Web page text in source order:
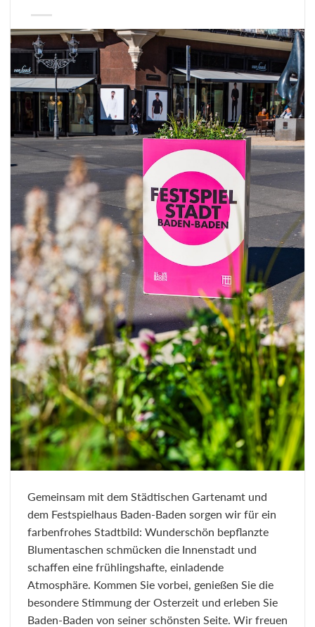
Gemeinsam mit dem Städtischen Gartenamt und
dem Festspielhaus Baden-Baden sorgen wir für ein
farbenfrohes Stadtbild: Wunderschön bepflanzte
Blumentaschen schmücken die Innenstadt und
schaffen eine frühlingshafte, einladende
Atmosphäre. Kommen Sie vorbei, genießen Sie die
besondere Stimmung der Osterzeit und erleben Sie
Baden-Baden von seiner schönsten Seite. Wir freuen